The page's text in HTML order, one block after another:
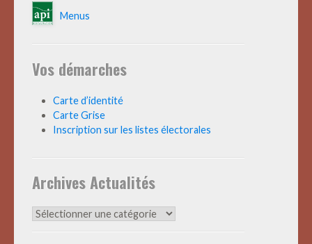
Menus
Vos démarches
Carte d’identité
Carte Grise
Inscription sur les listes électorales
Archives Actualités
Archives